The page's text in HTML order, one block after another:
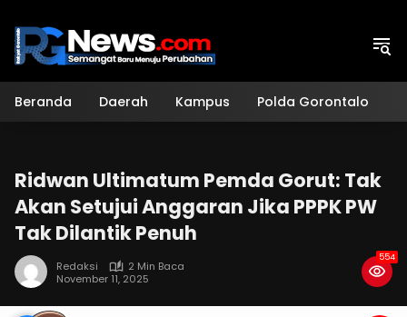
konten
Beranda Daerah Kampus Polda Gorontalo
Ridwan Ultimatum Pemda Gorut: Tak
Akan Setujui Anggaran Jika PPPK PW
Tak Dilantik Penuh
Redaksi
2 Min Baca
November 11, 2025
554